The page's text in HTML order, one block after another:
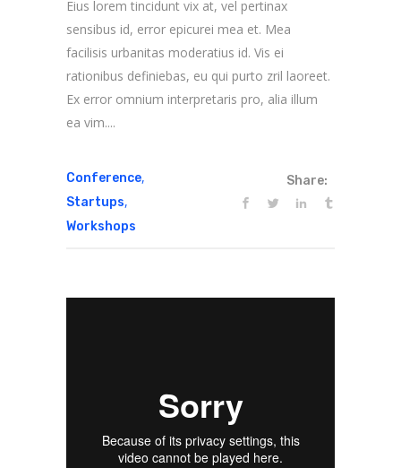
Eius lorem tincidunt vix at, vel pertinax
sensibus id, error epicurei mea et. Mea
facilisis urbanitas moderatius id. Vis ei
rationibus definiebas, eu qui purto zril laoreet.
Ex error omnium interpretaris pro, alia illum
ea vim....
Conference,
Startups,
Workshops
Share: